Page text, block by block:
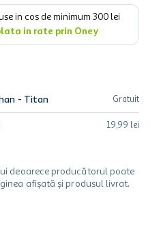
in cos de minimum 300 lei
in rate prin Oney
- Titan Gratuit
19,99 lei
deoarece producătorul poate
afișată și produsul livrat.